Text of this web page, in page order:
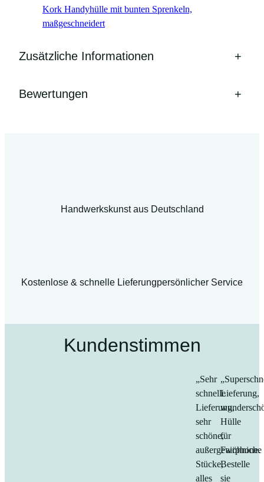
Kork Handyhülle mit bunten Sprenkeln,
maßgeschneidert
Zusätzliche Informationen +
Bewertungen +
Handwerkskunst aus Deutschland
Kostenlose & schnelle Lieferungpersönlicher Service
Kundenstimmen
„Sehr
schnelle
Lieferung,
sehr
schöne,
außergewöhniche
Stücke,
alles
Lieferung,
Hülle
für
Fairphone.
Bestelle
sie